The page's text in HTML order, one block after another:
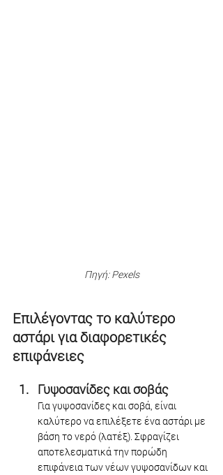
Πηγή: Pexels
Επιλέγοντας το καλύτερο
αστάρι για διαφορετικές
επιφάνειες
Γυψοσανίδες και σοβάς
Για γυψοσανίδες και σοβά, είναι
καλύτερο να επιλέξετε ένα αστάρι με
βάση το νερό (λατέξ). Σφραγίζει
αποτελεσματικά την πορώδη
επιφάνεια των νέων γυψοσανίδων και